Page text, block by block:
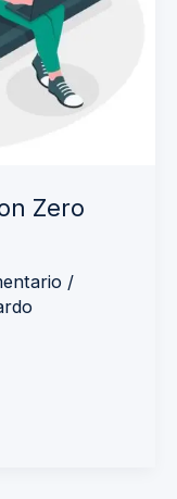
Zero
/